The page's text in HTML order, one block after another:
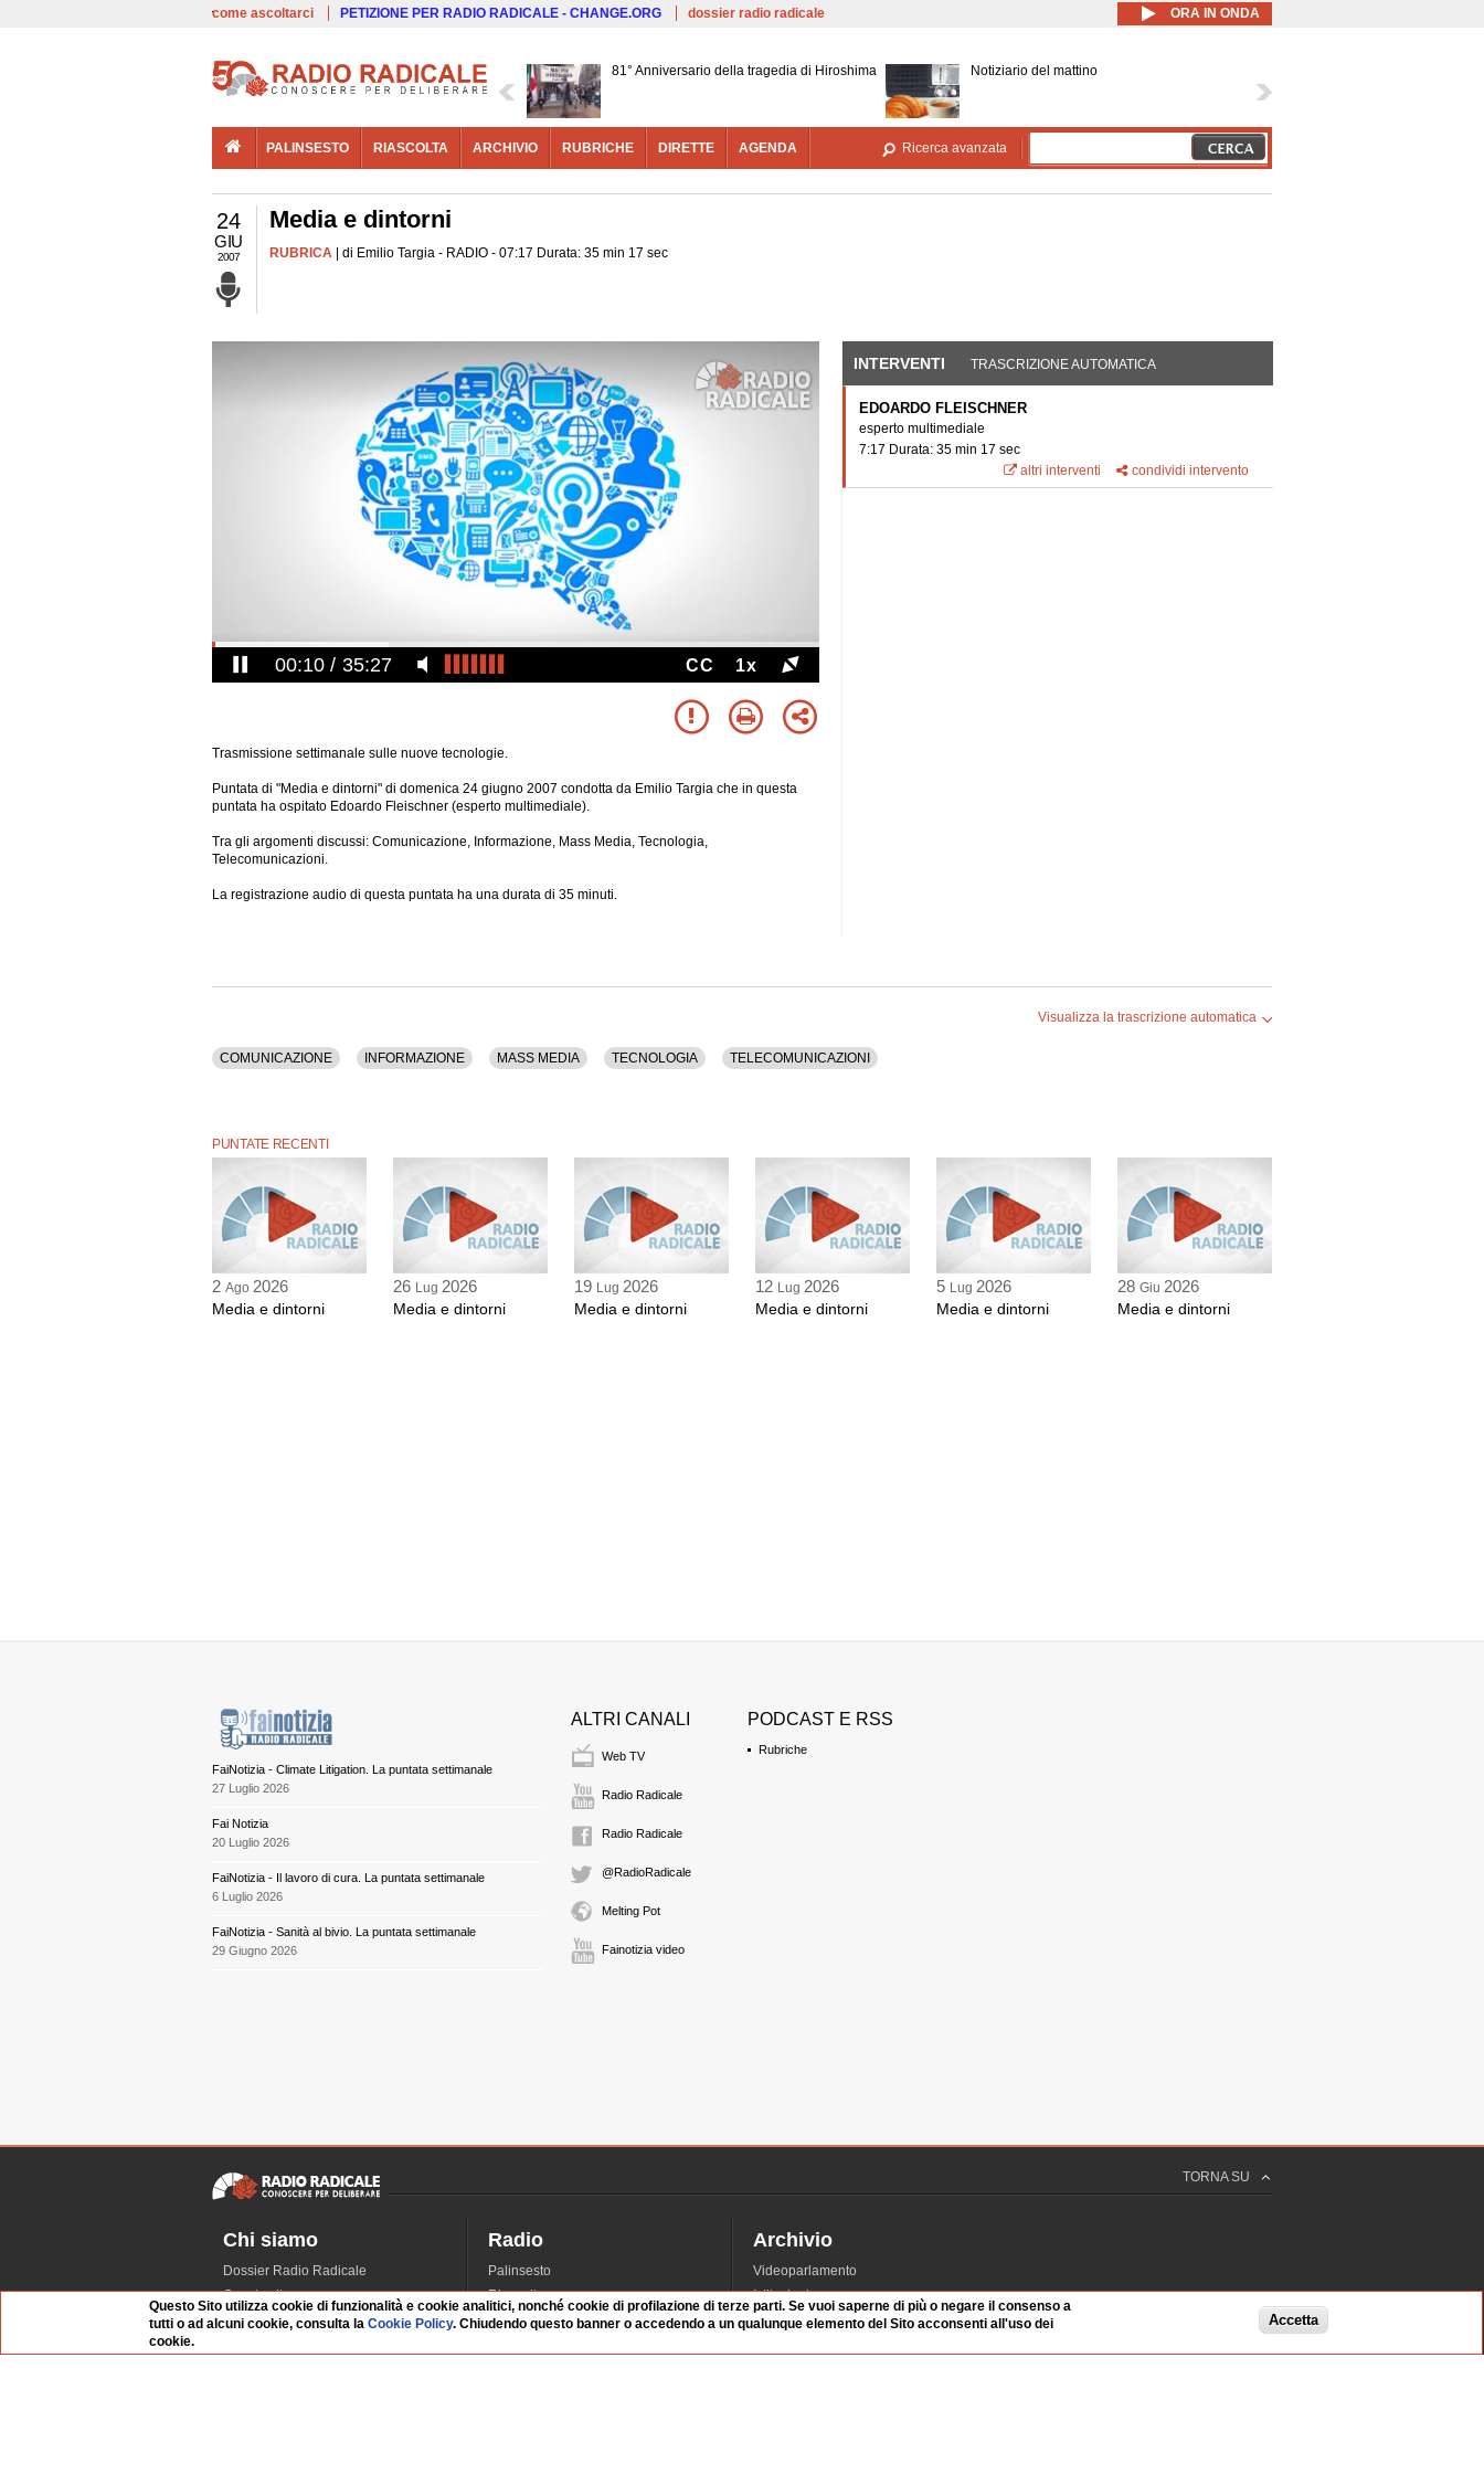
Salta al contenuto principale
come ascoltarci PETIZIONE PER RADIO RADICALE - CHANGE.ORG dossier radio radicale ORA IN ONDA
81° Anniversario della tragedia di Hiroshima Notiziario del mattino
PALINSESTO RIASCOLTA ARCHIVIO RUBRICHE DIRETTE AGENDA Ricerca avanzata
24
GIU
2007
Media e dintorni
RUBRICA | di Emilio Targia - RADIO - 07:17 Durata: 35 min 17 sec
00:11 35:27 CC 1x
Trasmissione settimanale sulle nuove tecnologie.
Puntata di "Media e dintorni" di domenica 24 giugno 2007 condotta da Emilio Targia che in questa
puntata ha ospitato Edoardo Fleischner (esperto multimediale).
Tra gli argomenti discussi: Comunicazione, Informazione, Mass Media, Tecnologia,
Telecomunicazioni.
La registrazione audio di questa puntata ha una durata di 35 minuti.
INTERVENTI (SCHEDA ATTIVA)
TRASCRIZIONE AUTOMATICA
EDOARDO FLEISCHNER
esperto multimediale
7:17 Durata: 35 min 17 sec
altri interventi
condividi intervento
Visualizza la trascrizione automatica
COMUNICAZIONE INFORMAZIONE MASS MEDIA TECNOLOGIA TELECOMUNICAZIONI
PUNTATE RECENTI
2 Ago 2026
Media e dintorni
26 Lug 2026
Media e dintorni
19 Lug 2026
Media e dintorni
12 Lug 2026
Media e dintorni
5 Lug 2026
Media e dintorni
28 Giu 2026
Media e dintorni
FaiNotizia - Climate Litigation. La puntata settimanale
27 Luglio 2026
Fai Notizia
20 Luglio 2026
FaiNotizia - Il lavoro di cura. La puntata settimanale
6 Luglio 2026
FaiNotizia - Sanità al bivio. La puntata settimanale
29 Giugno 2026
ALTRI CANALI
Web TV
Radio Radicale
Radio Radicale
@RadioRadicale
Melting Pot
Fainotizia video
PODCAST E RSS
Rubriche
TORNA SU
Chi siamo
Dossier Radio Radicale
Questo sito
L'Archivio
Radio
Palinsesto
Riascolta
Dirette
Archivio
Videoparlamento
Istituzioni
Dibattiti
Questo Sito utilizza cookie di funzionalità e cookie analitici, nonché cookie di profilazione di terze parti. Se vuoi saperne di più o negare il consenso a
tutti o ad alcuni cookie, consulta laCookie Policy. Chiudendo questo banner o accedendo a un qualunque elemento del Sito acconsenti all'uso dei
cookie.
Accetta